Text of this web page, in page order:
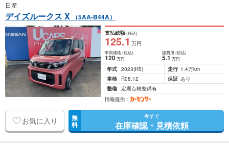
日産
デイズルークス X （5AA-B44A）
支払総額(税込)
125.1 万円
車両価格(税込)
120万円
諸費用 (税込)
5.1 万円
年式 2023(R5) 走行 1.4万km
車検
R08.12 保証 あり
整備 定期点検整備有
情報提供：
お気に入り 無
料
今すぐ
在庫確認・見積依頼